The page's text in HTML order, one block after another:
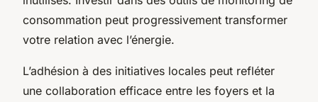
consommation peut progressivement transformer
votre relation avec l’énergie.
L’adhésion à des initiatives locales peut refléter
une collaboration efficace entre les foyers et la